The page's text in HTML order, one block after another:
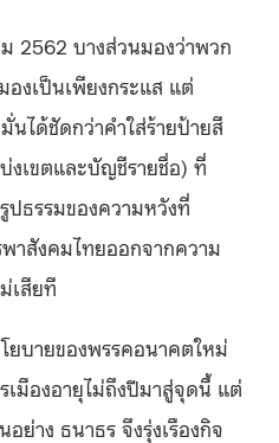
2562 บางส่วนมองว่าพวก
องเป็นเพียงกระแส แต่
นได้ชัดกว่าคำใส่ร้ายป้ายสี
เขตและบัญชีรายชื่อ) ที่
ธรรมของความหวังที่
าสังคมไทยออกจากความ
เสียที
บายของพรรคอนาคตใหม่
มืองอายุไม่ถึงปีมาสู่จุดนี้ แต่
ย่าง ธนาธร จึงรุ่งเรืองกิจ